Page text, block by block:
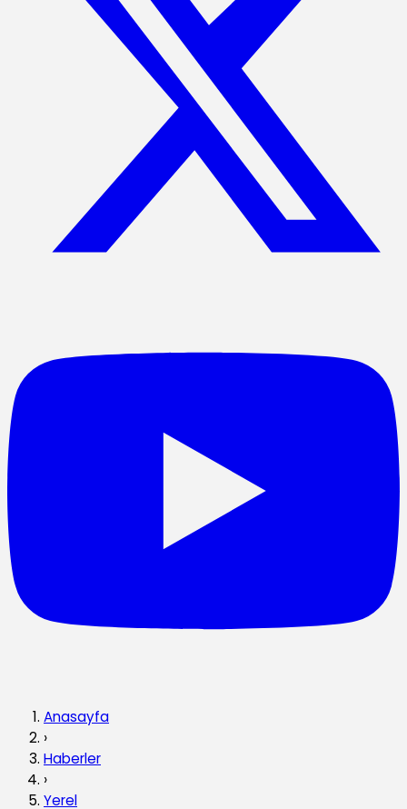
Anasayfa
›
Haberler
›
Yerel